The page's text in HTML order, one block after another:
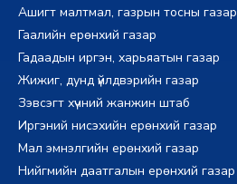
Ашигт малтмал, газрын тосны газар
Гаалийн ерөнхий газар
Гадаадын иргэн, харьяатын газар
Жижиг, дунд үйлдвэрийн газар
Зэвсэгт хүчний жанжин штаб
Иргэний нисэхийн ерөнхий газар
Мал эмнэлгийн ерөнхий газар
Нийгмийн даатгалын ерөнхий газар